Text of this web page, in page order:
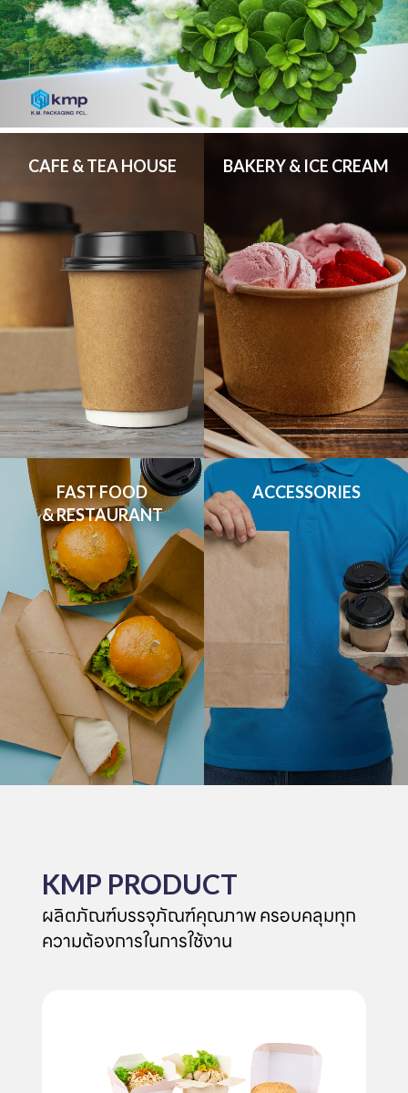
CAFE & TEA HOUSE BAKERY & ICE CREAM
FAST FOOD
& RESTAURANT
ACCESSORIES
KMP PRODUCT
ผลิตภัณฑ์บรรจุภัณฑ์คุณภาพ ครอบคลุมทุก
ความต้องการในการใช้งาน